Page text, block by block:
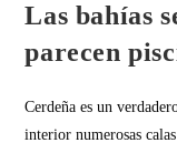
Las bahías
parecen
Cerdeña es un
interior numerosas